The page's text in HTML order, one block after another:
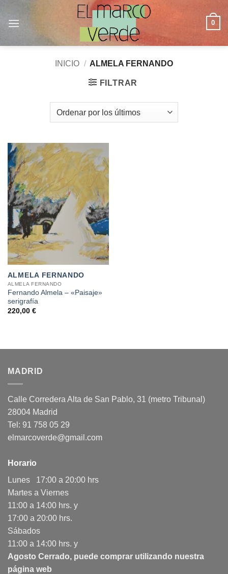
0
INICIO / ALMELA FERNANDO
FILTRAR
ALMELA FERNANDO
ALMELA FERNANDO
Fernando Almela – «Paisaje»
serigrafía
220,00 €
MADRID
Calle Corredera Alta de San Pablo, 31 (metro Tribunal)
28004 Madrid
Tel: 91 758 05 29
elmarcoverde@gmail.com
Horario
Lunes 17:00 a 20:00 hrs
Martes a Viernes
11:00 a 14:00 hrs. y
17:00 a 20:00 hrs.
Sábados
11:00 a 14:00 hrs. y
Agosto Cerrado, puede comprar utilizando nuestra
página web